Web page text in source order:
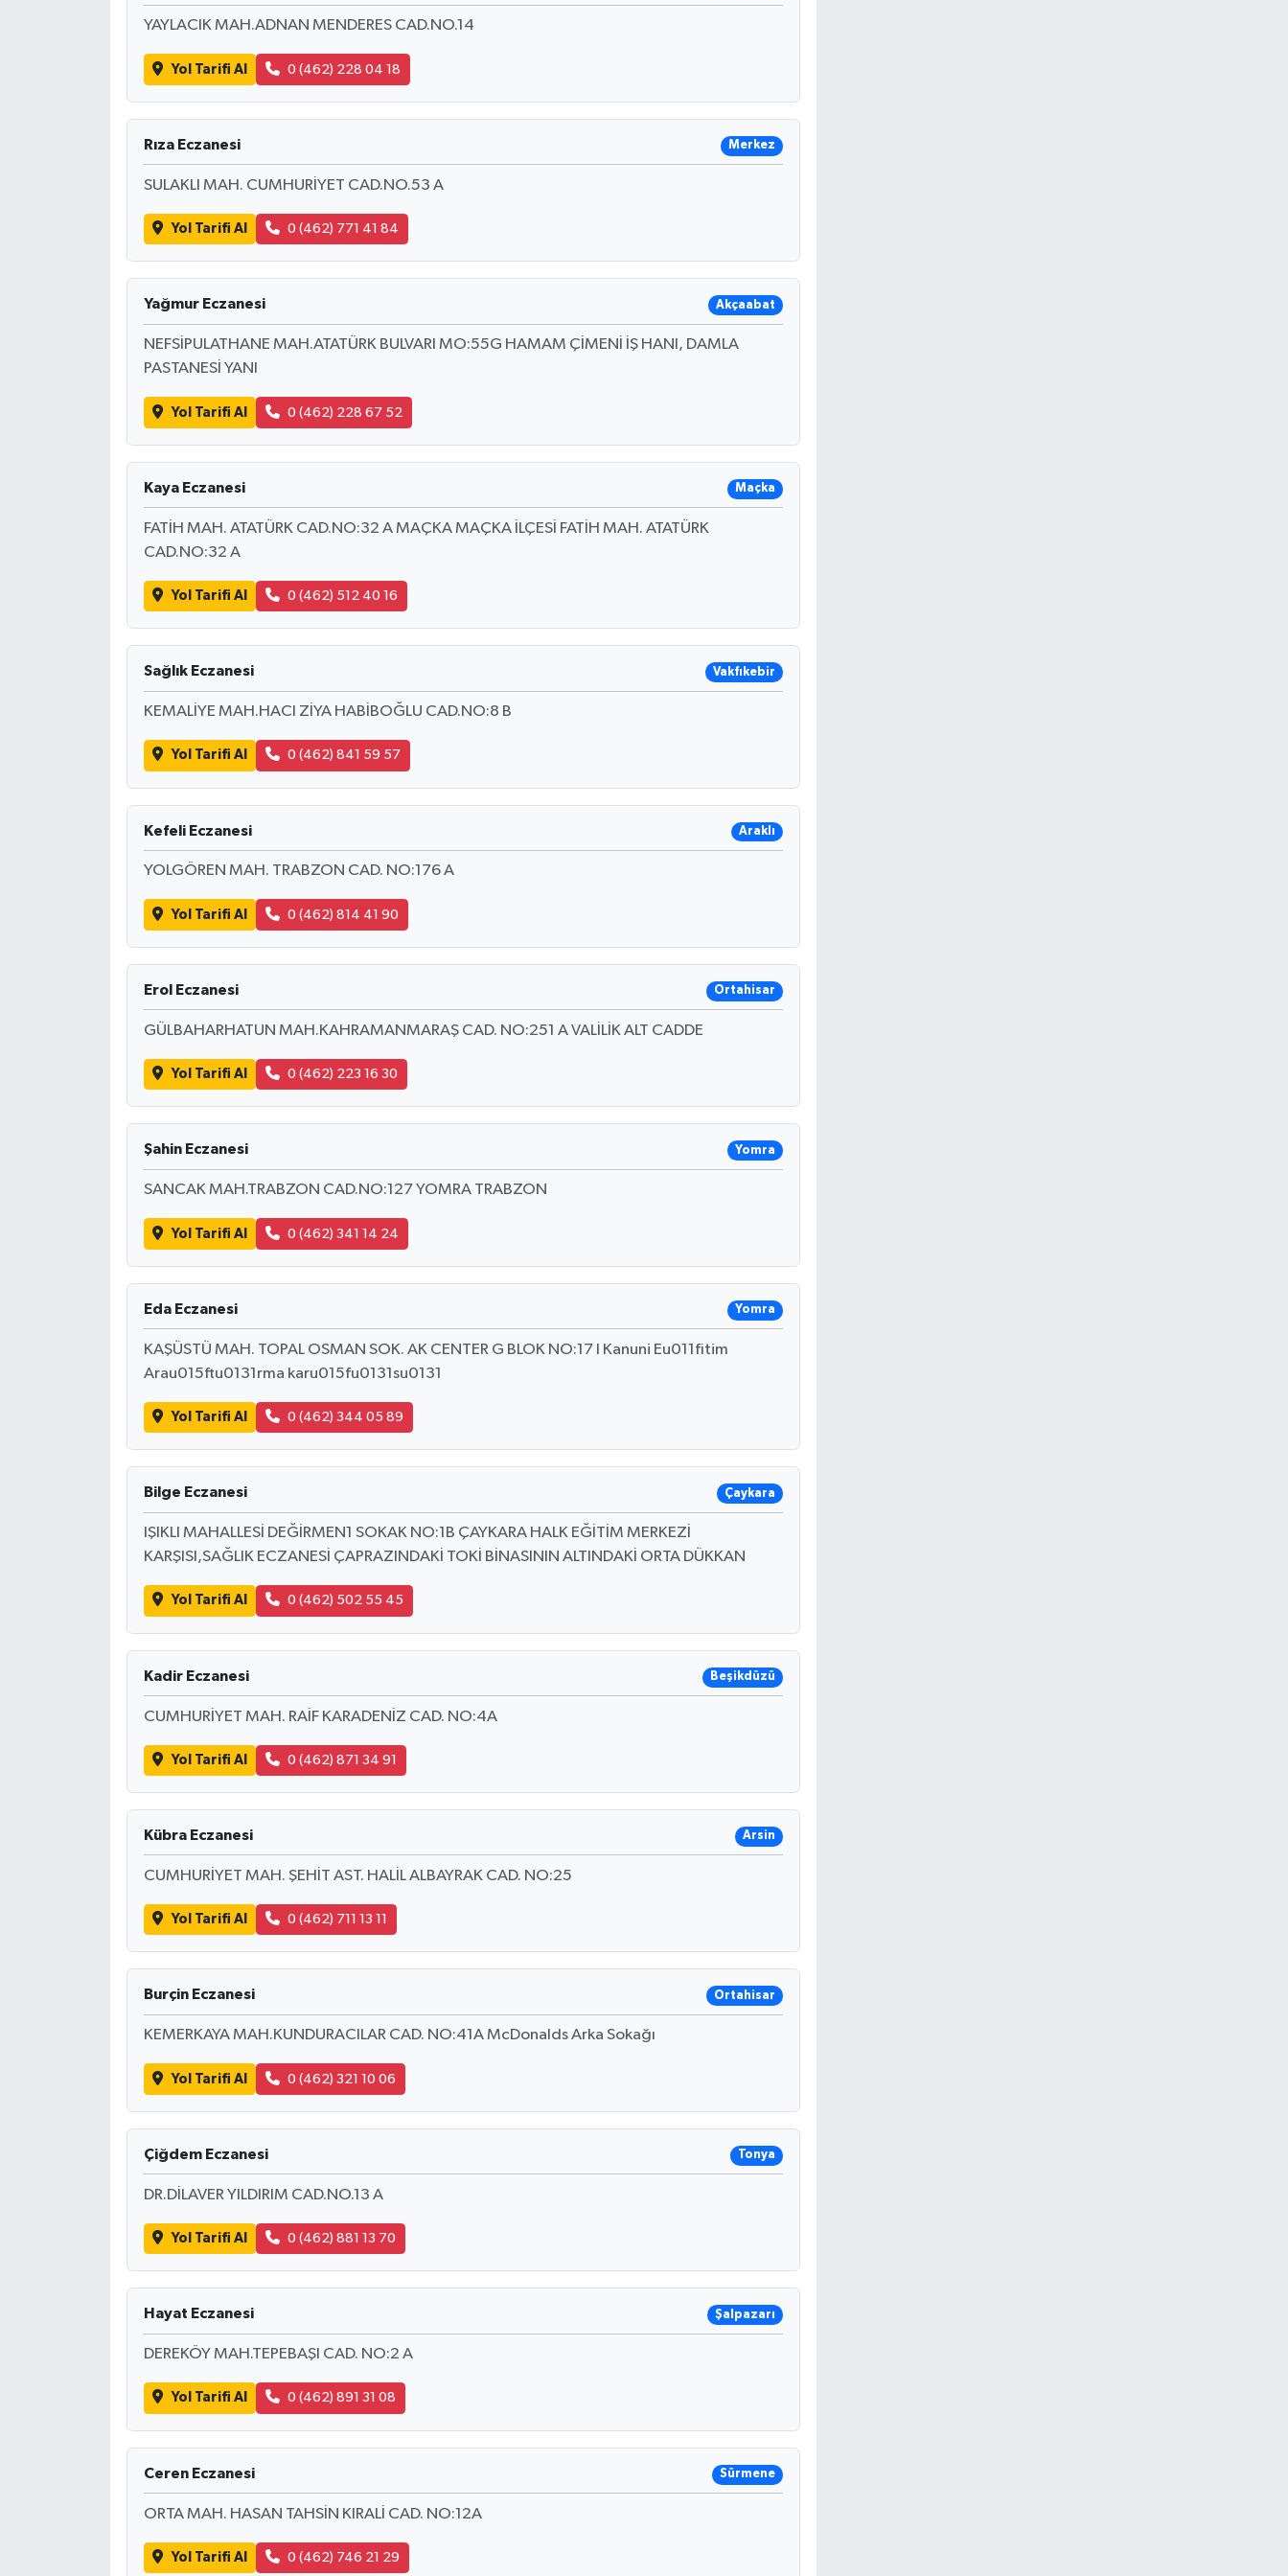
YAYLACIK MAH.ADNAN MENDERES CAD.NO.14
Yol Tarifi Al 0 (462) 228 04 18
Rıza Eczanesi Merkez
SULAKLI MAH. CUMHURİYET CAD.NO.53 A
Yol Tarifi Al 0 (462) 771 41 84
Yağmur Eczanesi Akçaabat
NEFSİPULATHANE MAH.ATATÜRK BULVARI MO:55G HAMAM ÇİMENİ İŞ HANI, DAMLA
PASTANESİ YANI
Yol Tarifi Al 0 (462) 228 67 52
Kaya Eczanesi Maçka
FATİH MAH. ATATÜRK CAD.NO:32 A MAÇKA MAÇKA İLÇESİ FATİH MAH. ATATÜRK
CAD.NO:32 A
Yol Tarifi Al 0 (462) 512 40 16
Sağlık Eczanesi Vakfıkebir
KEMALİYE MAH.HACI ZİYA HABİBOĞLU CAD.NO:8 B
Yol Tarifi Al 0 (462) 841 59 57
Kefeli Eczanesi Araklı
YOLGÖREN MAH. TRABZON CAD. NO:176 A
Yol Tarifi Al 0 (462) 814 41 90
Erol Eczanesi Ortahisar
GÜLBAHARHATUN MAH.KAHRAMANMARAŞ CAD. NO:251 A VALİLİK ALT CADDE
Yol Tarifi Al 0 (462) 223 16 30
Şahin Eczanesi Yomra
SANCAK MAH.TRABZON CAD.NO:127 YOMRA TRABZON
Yol Tarifi Al 0 (462) 341 14 24
Eda Eczanesi Yomra
KAŞÜSTÜ MAH. TOPAL OSMAN SOK. AK CENTER G BLOK NO:17 I Kanuni Eu011fitim
Arau015ftu0131rma karu015fu0131su0131
Yol Tarifi Al 0 (462) 344 05 89
Bilge Eczanesi Çaykara
IŞIKLI MAHALLESİ DEĞİRMEN1 SOKAK NO:1B ÇAYKARA HALK EĞİTİM MERKEZİ
KARŞISI,SAĞLIK ECZANESİ ÇAPRAZINDAKİ TOKİ BİNASININ ALTINDAKİ ORTA DÜKKAN
Yol Tarifi Al 0 (462) 502 55 45
Kadir Eczanesi Beşikdüzü
CUMHURİYET MAH. RAİF KARADENİZ CAD. NO:4A
Yol Tarifi Al 0 (462) 871 34 91
Kübra Eczanesi Arsin
CUMHURİYET MAH. ŞEHİT AST. HALİL ALBAYRAK CAD. NO:25
Yol Tarifi Al 0 (462) 711 13 11
Burçin Eczanesi Ortahisar
KEMERKAYA MAH.KUNDURACILAR CAD. NO:41A McDonalds Arka Sokağı
Yol Tarifi Al 0 (462) 321 10 06
Çiğdem Eczanesi Tonya
DR.DİLAVER YILDIRIM CAD.NO.13 A
Yol Tarifi Al 0 (462) 881 13 70
Hayat Eczanesi Şalpazarı
DEREKÖY MAH.TEPEBAŞI CAD. NO:2 A
Yol Tarifi Al 0 (462) 891 31 08
Ceren Eczanesi Sürmene
ORTA MAH. HASAN TAHSİN KIRALİ CAD. NO:12A
Yol Tarifi Al 0 (462) 746 21 29